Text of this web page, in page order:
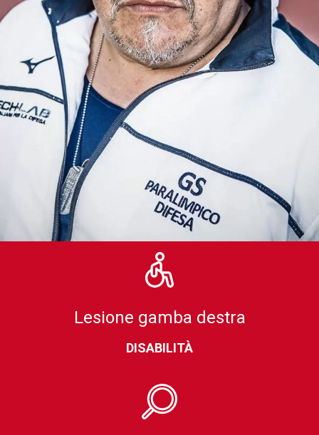
Lesione gamba destra
DISABILITÀ